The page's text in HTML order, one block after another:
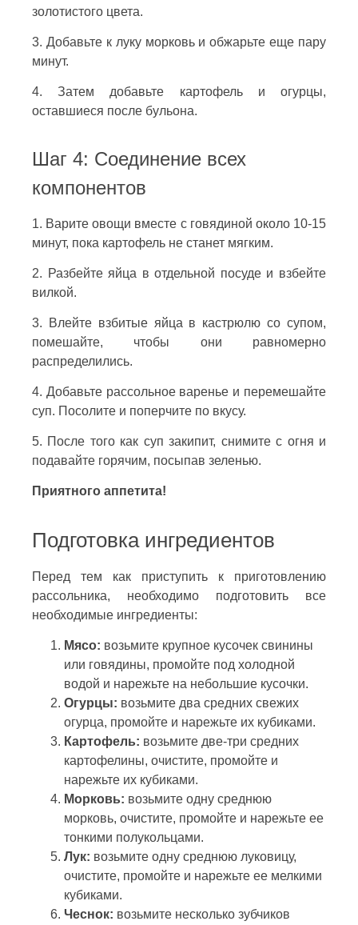
золотистого цвета.
3. Добавьте к луку морковь и обжарьте еще пару
минут.
4. Затем добавьте картофель и огурцы,
оставшиеся после бульона.
Шаг 4: Соединение всех
компонентов
1. Варите овощи вместе с говядиной около 10-15
минут, пока картофель не станет мягким.
2. Разбейте яйца в отдельной посуде и взбейте
вилкой.
3. Влейте взбитые яйца в кастрюлю со супом,
помешайте, чтобы они равномерно
распределились.
4. Добавьте рассольное варенье и перемешайте
суп. Посолите и поперчите по вкусу.
5. После того как суп закипит, снимите с огня и
подавайте горячим, посыпав зеленью.
Приятного аппетита!
Подготовка ингредиентов
Перед тем как приступить к приготовлению
рассольника, необходимо подготовить все
необходимые ингредиенты:
Мясо: возьмите крупное кусочек свинины
или говядины, промойте под холодной
водой и нарежьте на небольшие кусочки.
Огурцы: возьмите два средних свежих
огурца, промойте и нарежьте их кубиками.
Картофель: возьмите две-три средних
картофелины, очистите, промойте и
нарежьте их кубиками.
Морковь: возьмите одну среднюю
морковь, очистите, промойте и нарежьте ее
тонкими полукольцами.
Лук: возьмите одну среднюю луковицу,
очистите, промойте и нарежьте ее мелкими
кубиками.
Чеснок: возьмите несколько зубчиков